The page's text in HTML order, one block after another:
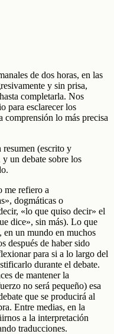
de dos horas, en las
y sin prisa,
completarla. Nos
para esclarecer los
comprensión lo más precisa
resumen (escrito y
un debate sobre los
me refiero a
dogmáticas o
«lo que quiso decir» el
dice», sin más). Lo que
en un mundo en muchos
después de haber sido
para si a lo largo del
durante el debate.
de mantener la
no será pequeño) esa
que se producirá al
Entre medias, en la
a la interpretación
traducciones.